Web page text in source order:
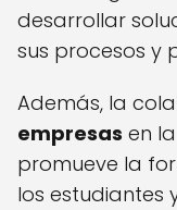
desarrollar
sus procesos y
Además, la
empresas en la
promueve la
los estudiantes